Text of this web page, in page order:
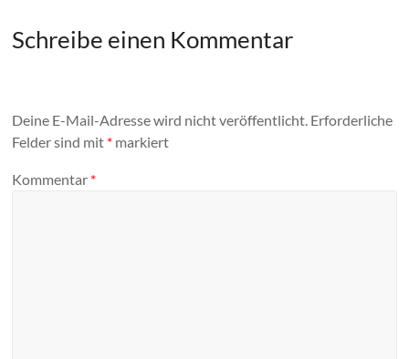
Schreibe einen Kommentar
Deine E-Mail-Adresse wird nicht veröffentlicht. Erforderliche
Felder sind mit * markiert
Kommentar *